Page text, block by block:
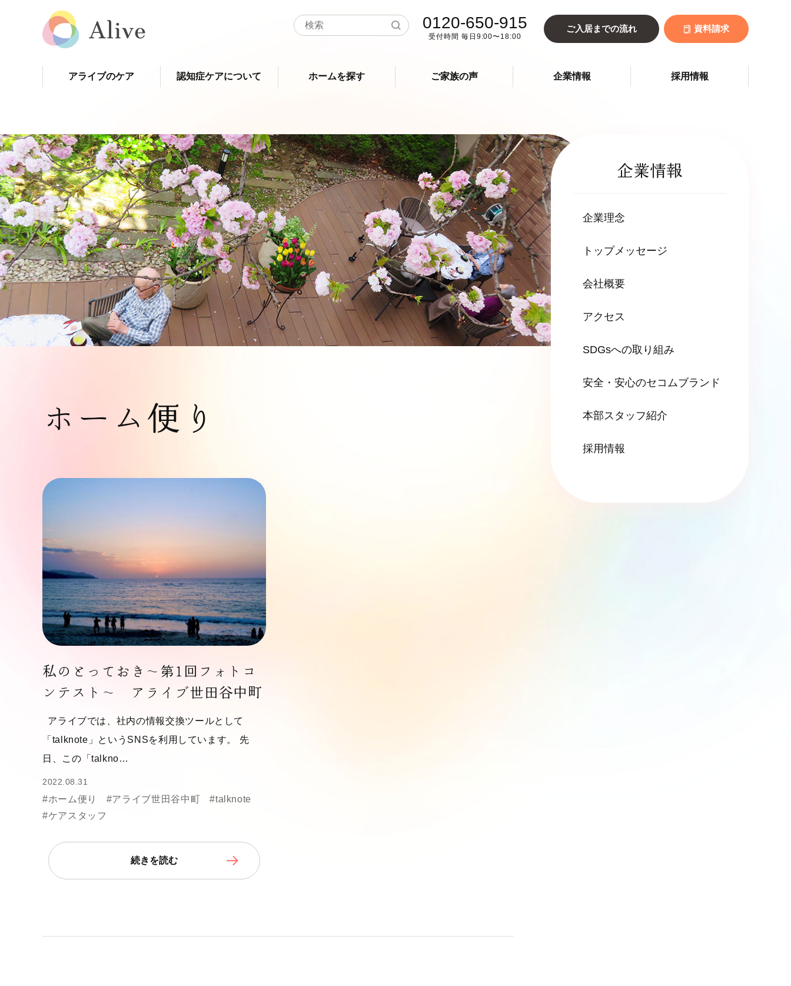
0120-650-915
受付時間 毎日9:00〜18:00
ご入居までの流れ 資料請求
アライブのケア 認知症ケアについて ホームを探す ご家族の声 企業情報 採用情報
企業情報
企業理念
トップメッセージ
会社概要
アクセス
SDGsへの取り組み
安全・安心のセコムブランド
本部スタッフ紹介
採用情報
ホーム便り
私のとっておき～第1回フォトコ
ンテスト～ アライブ世田谷中町
アライブでは、社内の情報交換ツールとして
「talknote」というSNSを利用しています。 先
日、この「talkno…
2022.08.31
#ホーム便り #アライブ世田谷中町
#talknote
#ケアスタッフ
続きを読む